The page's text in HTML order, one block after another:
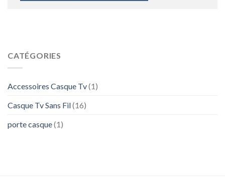
CATÉGORIES
Accessoires Casque Tv(1)
Casque Tv Sans Fil(16)
porte casque(1)